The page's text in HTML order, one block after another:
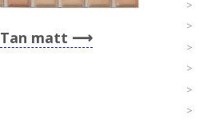
Tan matt